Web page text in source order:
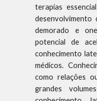
terapias
desenvolvimento
demorado e
potencial de
conhecimento
médicos.
como relações
grandes